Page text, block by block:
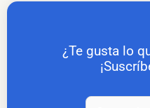
¿Te gusta lo